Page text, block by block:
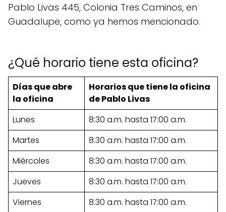
Pablo Livas 445, Colonia Tres Caminos, en
Guadalupe, como ya hemos mencionado.
¿Qué horario tiene esta oficina?
Días que abre
la oficina
Horarios que tiene la oficina
de Pablo Livas
Lunes
8:30 a.m. hasta 17:00 a.m.
Martes
8:30 a.m. hasta 17:00 a.m.
Miércoles
8:30 a.m. hasta 17:00 a.m.
Jueves
8:30 a.m. hasta 17:00 a.m.
Viernes
8:30 a.m. hasta 17:00 a.m.